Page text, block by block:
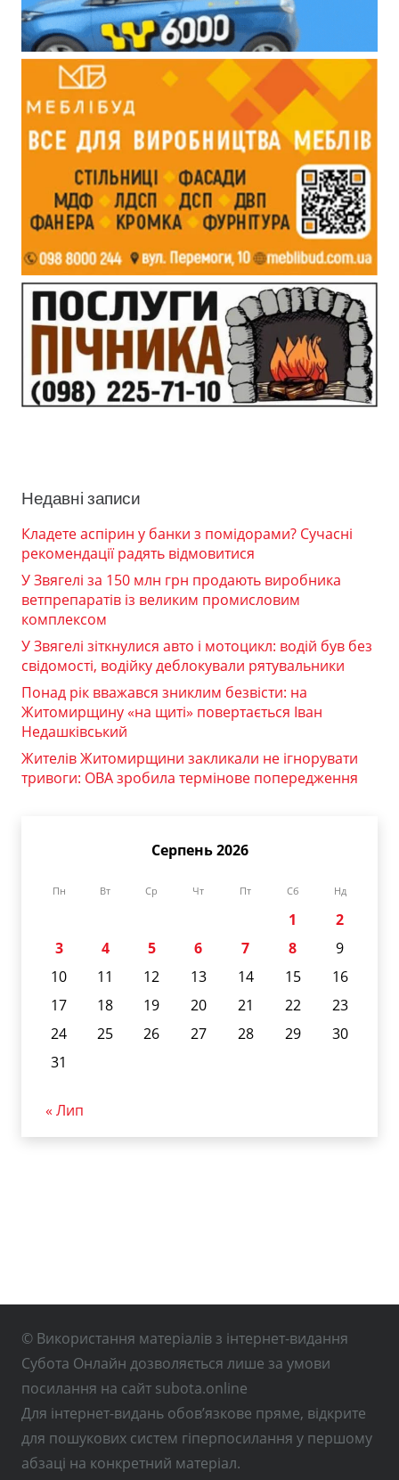
Недавні записи
Кладете аспірин у банки з помідорами? Сучасні
рекомендації радять відмовитися
У Звягелі за 150 млн грн продають виробника
ветпрепаратів із великим промисловим
комплексом
У Звягелі зіткнулися авто і мотоцикл: водій був без
свідомості, водійку деблокували рятувальники
Понад рік вважався зниклим безвісти: на
Житомирщину «на щиті» повертається Іван
Недашківський
Жителів Житомирщини закликали не ігнорувати
тривоги: ОВА зробила термінове попередження
Серпень 2026
Пн Вт Ср Чт Пт Сб Нд
1
2
3
4 5 6 7 8
9
10
11 12 13 14 15
16
17
18 19 20 21 22
23
24
25 26 27 28 29
30
31
« Лип
© Використання матеріалів з інтернет-видання
Субота Онлайн дозволяється лише за умови
посилання на сайт subota.online
Для інтернет-видань обов’язкове пряме, відкрите
для пошукових систем гіперпосилання у першому
абзаці на конкретний матеріал.